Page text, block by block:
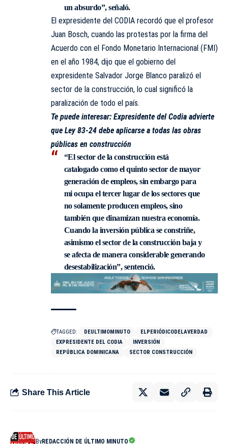
un absurdo”, señaló.
El expresidente del CODIA recordó que el profesor
Juan Bosch, cuando las protestas por la firma del
Acuerdo con el Fondo Monetario Internacional (FMI)
en el año 1984, dijo que el gobierno del
expresidente Salvador Jorge Blanco paralizó el
sector de la construcción, lo cual significó la
paralización de todo el país.
Te puede interesar: Expresidente del Codia advierte
que Ley 83-24 debe aplicarse a todas las obras
públicas en construcción
“El sector de la construcción está
catalogado como el quinto sector de mayor
generación de empleos, sin embargo para
mi ocupa el tercer lugar de los sectores que
no solamente producen empleos, sino
también que dinamizan nuestra economía.
Cuando la inversión pública se constriñe,
asimismo el sector de la construcción baja y
se afecta de manera considerable generando
desestabilización”, sentenció.
TAGGED: DEULTIMOMINUTO
ELPERIÓDICODELAVERDAD
EXPRESIDENTE DEL CODIA
INVERSIÓN
REPÚBLICA DOMINICANA
SECTOR CONSTRUCCIÓN
Share This Article
ByREDACCIÓN DE ÚLTIMO MINUTO